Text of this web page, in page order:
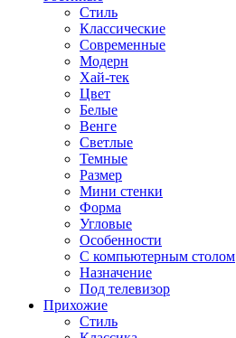
Стиль
Классические
Современные
Модерн
Хай-тек
Цвет
Белые
Венге
Светлые
Темные
Размер
Мини стенки
Форма
Угловые
Особенности
С компьютерным столом
Назначение
Под телевизор
Прихожие
Стиль